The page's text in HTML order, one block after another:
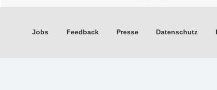
Jobs Feedback Presse Datenschutz